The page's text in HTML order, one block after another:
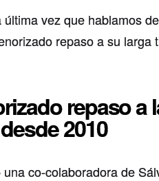
vez que hablamos
repaso a su larga
repaso a
2010
co-colaboradora de